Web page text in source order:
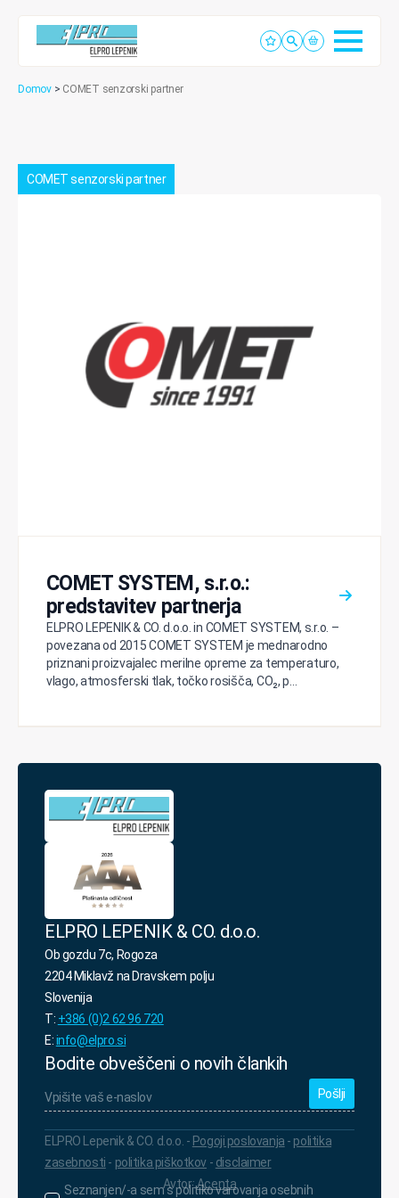
Domov > COMET senzorski partner
COMET senzorski partner
COMET SYSTEM, s.r.o.:
predstavitev partnerja
ELPRO LEPENIK & CO. d.o.o. in COMET SYSTEM, s.r.o. –
povezana od 2015 COMET SYSTEM je mednarodno
priznani proizvajalec merilne opreme za temperaturo,
vlago, atmosferski tlak, točko rosišča, CO₂, p...
ELPRO LEPENIK & CO. d.o.o.
Ob gozdu 7c, Rogoza
2204 Miklavž na Dravskem polju
Slovenija
T: +386 (0)2 62 96 720
E:info@elpro.si
Bodite obveščeni o novih člankih
vaš
e-
*
Seznanjen/-
Seznanjen/-a sem s politiko varovanja osebnih
ELPRO Lepenik & CO. d.o.o. - Pogoji poslovanja - politika
zasebnosti - politika piškotkov - disclaimer
Avtor:Acenta